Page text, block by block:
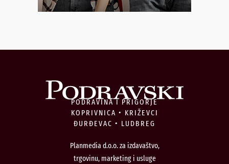
PODRAVINA I PRIGORJE
KOPRIVNICA • KRIŽEVCI
ĐURĐEVAC • LUDBREG
Planmedia d.o.o. za izdavaštvo,
trgovinu, marketing i usluge